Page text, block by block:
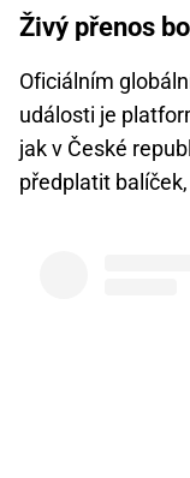
Živý přenos
Oficiálním
události je
jak v České
předplatit